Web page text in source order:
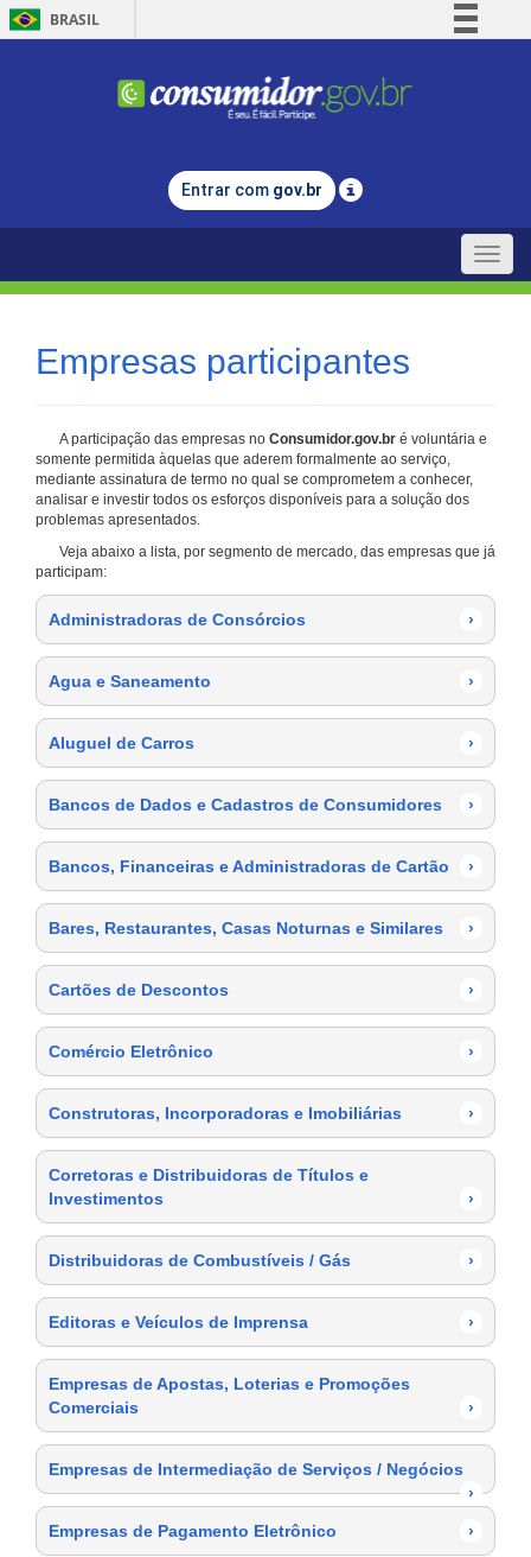
BRASIL
Comunica BR
Legislação
Entrar com gov.br
Toggle
Empresas participantes
A participação das empresas no Consumidor.gov.br é voluntária e
somente permitida àquelas que aderem formalmente ao serviço,
mediante assinatura de termo no qual se comprometem a conhecer,
analisar e investir todos os esforços disponíveis para a solução dos
problemas apresentados.
Veja abaixo a lista, por segmento de mercado, das empresas que já
participam:
Administradoras de Consórcios ›
Agua e Saneamento ›
Aluguel de Carros ›
Bancos de Dados e Cadastros de Consumidores ›
Bancos, Financeiras e Administradoras de Cartão ›
Bares, Restaurantes, Casas Noturnas e Similares ›
Cartões de Descontos ›
Comércio Eletrônico ›
Construtoras, Incorporadoras e Imobiliárias ›
Corretoras e Distribuidoras de Títulos e
Investimentos
›
Distribuidoras de Combustíveis / Gás ›
Editoras e Veículos de Imprensa ›
Empresas de Apostas, Loterias e Promoções
Comerciais
›
Empresas de Intermediação de Serviços / Negócios
›
Empresas de Pagamento Eletrônico
›